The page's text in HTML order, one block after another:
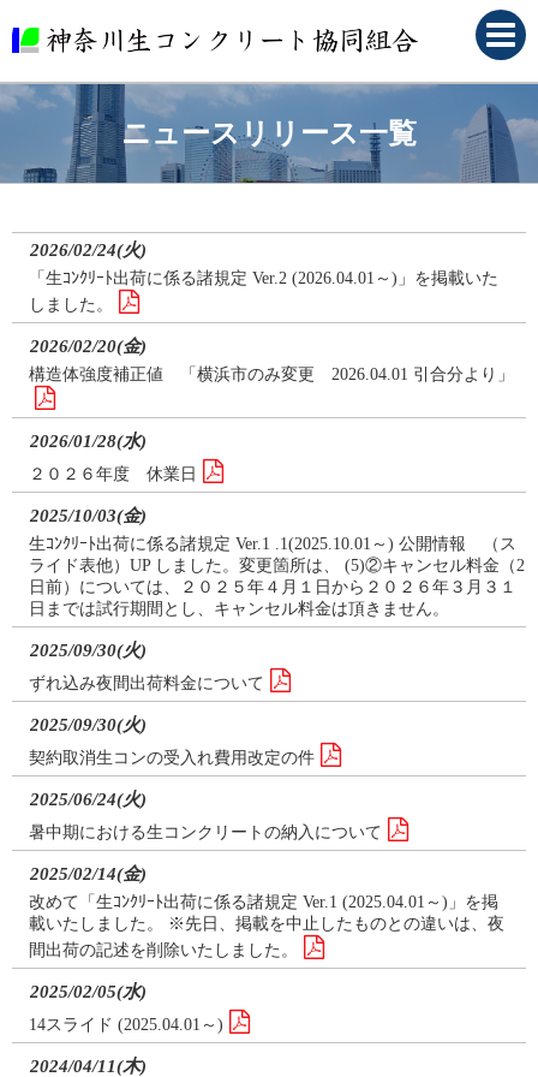
ニュースリリース一覧
2026/02/24(火)
「生ｺﾝｸﾘｰﾄ出荷に係る諸規定 Ver.2 (2026.04.01～)」を掲載いた
しました。
2026/02/20(金)
構造体強度補正値 「横浜市のみ変更 2026.04.01 引合分より」
2026/01/28(水)
２０２６年度 休業日
2025/10/03(金)
生ｺﾝｸﾘｰﾄ出荷に係る諸規定 Ver.1 .1(2025.10.01～) 公開情報 （ス
ライド表他）UP しました。変更箇所は、 (5)②キャンセル料金（2
日前）については、２０２５年４月１日から２０２６年３月３１
日までは試行期間とし、キャンセル料金は頂きません。
2025/09/30(火)
ずれ込み夜間出荷料金について
2025/09/30(火)
契約取消生コンの受入れ費用改定の件
2025/06/24(火)
暑中期における生コンクリートの納入について
2025/02/14(金)
改めて「生ｺﾝｸﾘｰﾄ出荷に係る諸規定 Ver.1 (2025.04.01～)」を掲
載いたしました。 ※先日、掲載を中止したものとの違いは、夜
間出荷の記述を削除いたしました。
2025/02/05(水)
14スライド (2025.04.01～)
2024/04/11(木)